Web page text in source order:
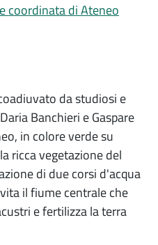
coordinata di Ateneo
da studiosi e
Banchieri e Gaspare
in colore verde su
ricca vegetazione del
di due corsi d'acqua
il fiume centrale che
e fertilizza la terra